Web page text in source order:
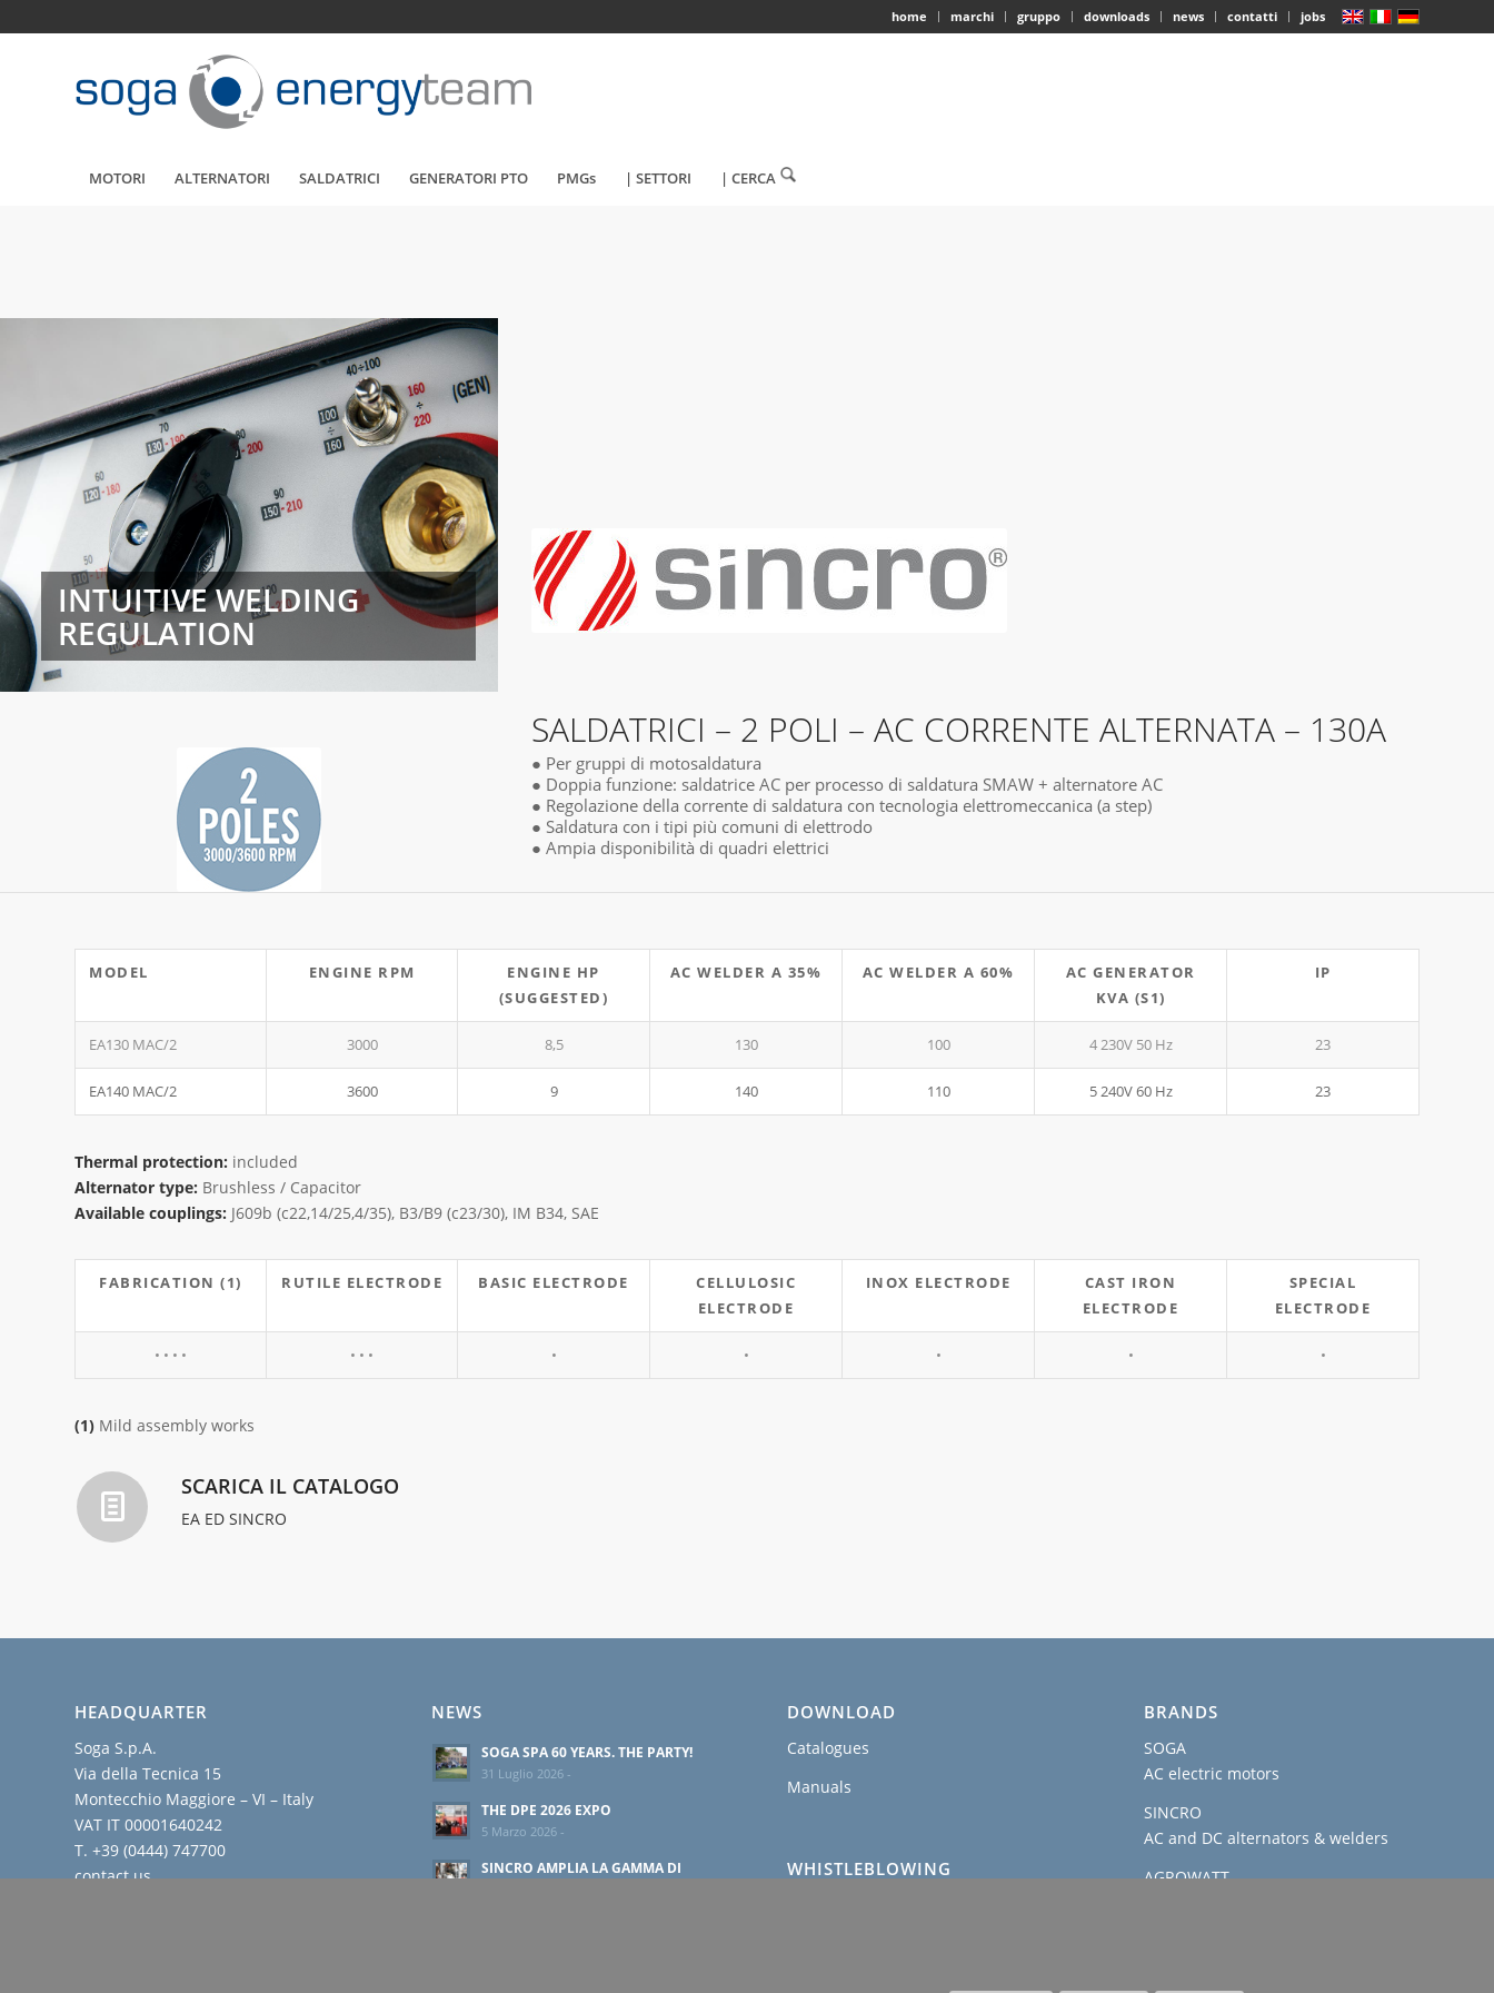
home marchi gruppo downloads news contatti jobs
MOTORI ALTERNATORI SALDATRICI GENERATORI PTO PMGs | SETTORI | CERCA
EA130
INTUITIVE WELDING
REGULATION
SALDATRICI – 2 POLI – AC CORRENTE ALTERNATA – 130A
● Per gruppi di motosaldatura
● Doppia funzione: saldatrice AC per processo di saldatura SMAW + alternatore AC
● Regolazione della corrente di saldatura con tecnologia elettromeccanica (a step)
● Saldatura con i tipi più comuni di elettrodo
● Ampia disponibilità di quadri elettrici
MODEL ENGINE RPM
ENGINE HP
(SUGGESTED)
AC WELDER A 35% AC WELDER A 60%
AC GENERATOR
KVA (S1)
IP
EA130 MAC/2 3000 8,5 130 100 4 230V 50 Hz 23
EA140 MAC/2 3600 9 140 110 5 240V 60 Hz 23
Thermal protection: included
Alternator type: Brushless / Capacitor
Available couplings: J609b (c22,14/25,4/35), B3/B9 (c23/30), IM B34, SAE
FABRICATION (1) RUTILE ELECTRODE BASIC ELECTRODE
CELLULOSIC
ELECTRODE
INOX ELECTRODE
CAST IRON
ELECTRODE
SPECIAL
ELECTRODE
• • • • • • • • • • • •
(1) Mild assembly works
SCARICA IL CATALOGO
EA ED SINCRO
HEADQUARTER
Soga S.p.A.
Via della Tecnica 15
Montecchio Maggiore – VI – Italy
VAT IT 00001640242
T. +39 (0444) 747700
contact us
NEWS
SOGA SPA 60 YEARS. THE PARTY!
31 Luglio 2026 -
THE DPE 2026 EXPO
5 Marzo 2026 -
SINCRO AMPLIA LA GAMMA DI
DOWNLOAD
Catalogues
Manuals
WHISTLEBLOWING
BRANDS
SOGA
AC electric motors
SINCRO
AC and DC alternators & welders
AGROWATT